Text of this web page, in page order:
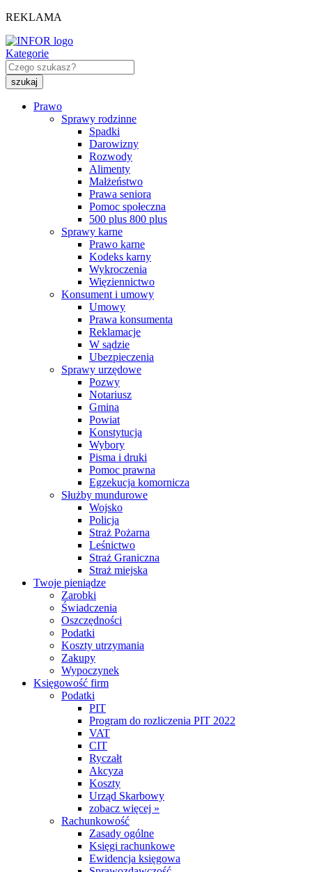
REKLAMA
Kategorie
Prawo
Sprawy rodzinne
Spadki
Darowizny
Rozwody
Alimenty
Małżeństwo
Prawa seniora
Pomoc społeczna
500 plus 800 plus
Sprawy karne
Prawo karne
Kodeks karny
Wykroczenia
Więziennictwo
Konsument i umowy
Umowy
Prawa konsumenta
Reklamacje
W sądzie
Ubezpieczenia
Sprawy urzędowe
Pozwy
Notariusz
Gmina
Powiat
Konstytucja
Wybory
Pisma i druki
Pomoc prawna
Egzekucja komornicza
Służby mundurowe
Wojsko
Policja
Straż Pożarna
Leśnictwo
Straż Graniczna
Straż miejska
Twoje pieniądze
Zarobki
Świadczenia
Oszczędności
Podatki
Koszty utrzymania
Zakupy
Wypoczynek
Księgowość firm
Podatki
PIT
Program do rozliczenia PIT 2022
VAT
CIT
Ryczałt
Akcyza
Koszty
Urząd Skarbowy
zobacz więcej »
Rachunkowość
Zasady ogólne
Księgi rachunkowe
Ewidencja księgowa